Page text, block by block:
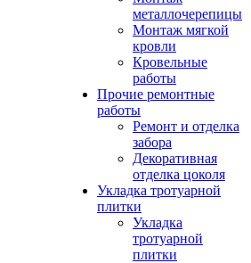
металлочерепицы
Монтаж мягкой
кровли
Кровельные
работы
Прочие ремонтные
работы
Ремонт и отделка
забора
Декоративная
отделка цоколя
Укладка тротуарной
плитки
Укладка
тротуарной
плитки